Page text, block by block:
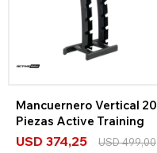
Mancuernero Vertical 20
Piezas Active Training
USD 374,25 USD499,00